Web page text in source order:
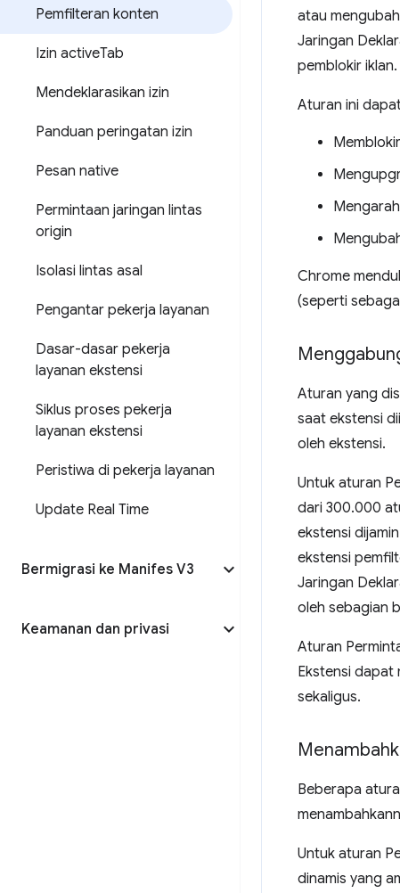
Pemfilteran konten
Izin activeTab
Mendeklarasikan izin
Panduan peringatan izin
Pesan native
Permintaan jaringan lintas
origin
Isolasi lintas asal
Pengantar pekerja layanan
Dasar-dasar pekerja
layanan ekstensi
Siklus proses pekerja
layanan ekstensi
Peristiwa di pekerja layanan
Update Real Time
Bermigrasi ke Manifes V3
Keamanan dan privasi
atau
Jaringan
pemblokir iklan.
Aturan ini
Chrome
(seperti
Aturan yang
saat ekstensi
oleh ekstensi.
Untuk aturan
dari 300.000
ekstensi
ekstensi
Jaringan
oleh sebagian
Aturan
Ekstensi dapat
sekaligus.
Beberapa
Untuk aturan
dinamis yang